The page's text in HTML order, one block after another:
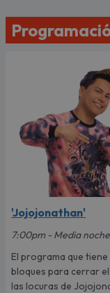
'Jojojonathan'
7:00pm - Media noche
El programa que
bloques para cerrar
las locuras de